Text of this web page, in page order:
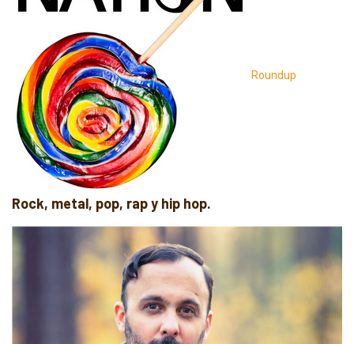
Roundup
Rock, metal, pop, rap y hip hop.